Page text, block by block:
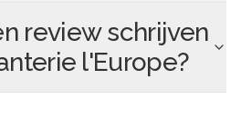
review schrijven
l'Europe?